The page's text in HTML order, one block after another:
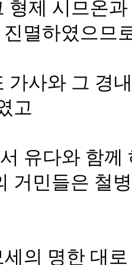
형제 시므온
멸하였으므
가사와 그 경
고
유다와 함
거민들은 철
의 명한 대